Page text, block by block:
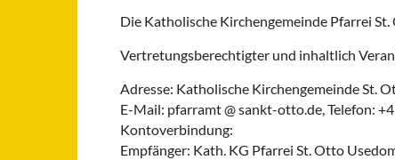
Die Katholische Kirchengemeinde Pfarrei
Vertretungsberechtigter und inhaltlich
Adresse: Katholische Kirchengemeinde St.
E-Mail: pfarramt @ sankt-otto.de, Telefon:
Kontoverbindung:
Empfänger: Kath. KG Pfarrei St. Otto